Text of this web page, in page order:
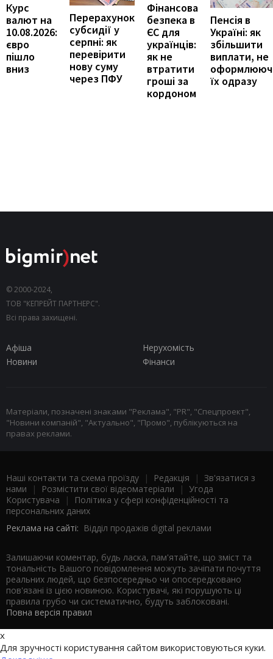
Курс
валют на
10.08.2026:
євро
пішло
вниз
Перерахунок
субсидії у
серпні: як
перевірити
нову суму
через ПФУ
Фінансова
безпека в
ЄС для
українців:
як не
втратити
гроші за
кордоном
Пенсія в
Україні: як
збільшити
виплати, не
їх одразу
© 2000-2024,
ТОВ "КЕПРЕЙТ ПАРТНЕРС".
Всі права захищені.
Афіша
Нерухомість
Новини
Фінанси
Матеріали, позначені знаками "Реклама", "PR", "Спецпроект",
"Новини компаній", "Актуально", "Промо", публікуються на
правах реклами.
Наші контакти та схема проїзду | Редакція | Зв'язатися з
нами | Розмістити свої відеоматеріали | Угода
Користувача |
Політика у сфері конфіденційності та
персональних даних
Реклама на сайті: Відділ продажів digital реклами
Залишаючи коментар, будь ласка, пам'ятайте, що зміст та
тональність Вашого повідомлення можуть зачіпати почуття
реальних людей, що безпосередньо чи опосередковано
пов'язані із цією новиною. Користувачі, які порушують ці
правила грубо чи систематично, будуть заблоковані.
Повна версія правил
x
Для зручності користування сайтом використовуються куки.